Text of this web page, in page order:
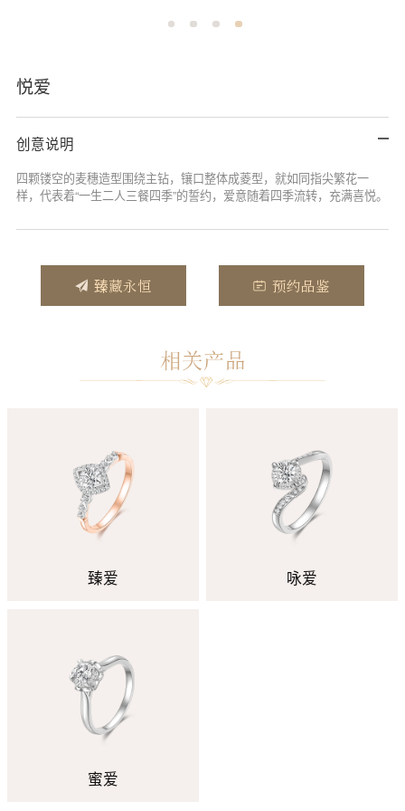
悦爱
创意说明
四颗镂空的麦穗造型围绕主钻，镶口整体成菱型，就如同指尖繁花一
样，代表着“一生二人三餐四季”的誓约，爱意随着四季流转，充满喜悦。
臻藏永恒 预约品鉴
臻爱 咏爱
蜜爱